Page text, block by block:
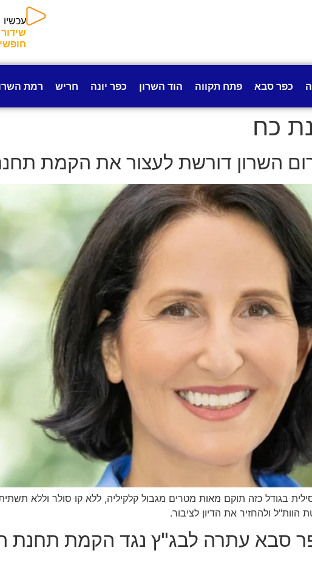
כפר סבא פתח תקווה הוד השרון כפר יונה חריש רמת
כח
השרון דורשת לעצור את הקמת תחנת
בגודל כזה תוקם מאות מטרים מגבול קלקיליה, ללא קו סולר וללא
ולהחזיר את הדיון לציבור.
סבא עתרה לבג"ץ נגד הקמת תחנת